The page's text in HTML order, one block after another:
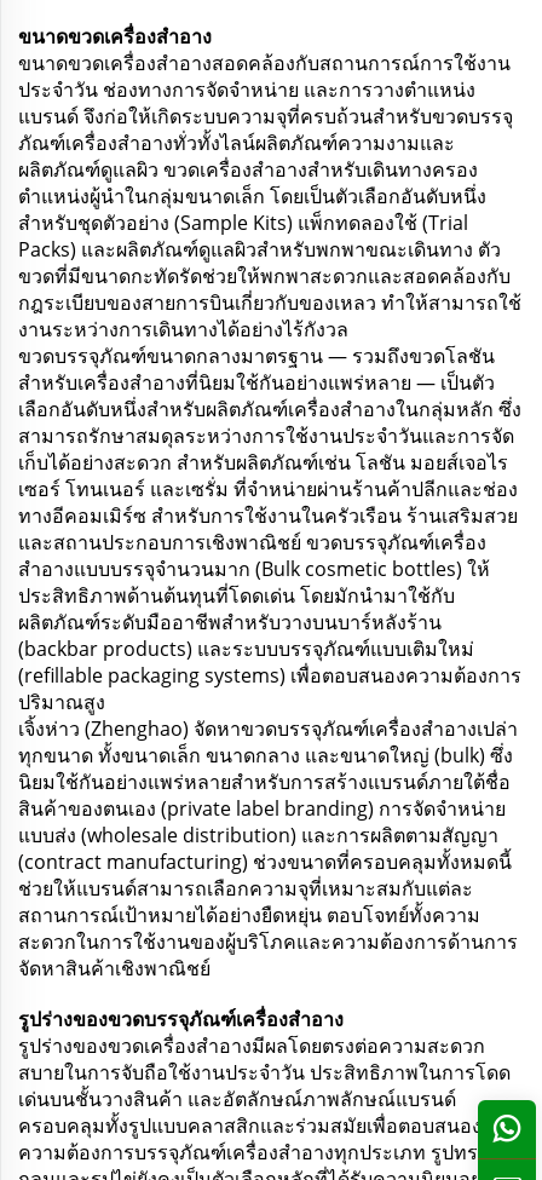
ขนาดขวดเครื่องสำอาง
ขนาดขวดเครื่องสำอางสอดคล้องกับสถานการณ์การใช้งาน
ประจำวัน ช่องทางการจัดจำหน่าย และการวางตำแหน่ง
แบรนด์ จึงก่อให้เกิดระบบความจุที่ครบถ้วนสำหรับขวดบรรจุ
ภัณฑ์เครื่องสำอางทั่วทั้งไลน์ผลิตภัณฑ์ความงามและ
ผลิตภัณฑ์ดูแลผิว ขวดเครื่องสำอางสำหรับเดินทางครอง
ตำแหน่งผู้นำในกลุ่มขนาดเล็ก โดยเป็นตัวเลือกอันดับหนึ่ง
สำหรับชุดตัวอย่าง (Sample Kits) แพ็กทดลองใช้ (Trial
Packs) และผลิตภัณฑ์ดูแลผิวสำหรับพกพาขณะเดินทาง ตัว
ขวดที่มีขนาดกะทัดรัดช่วยให้พกพาสะดวกและสอดคล้องกับ
กฎระเบียบของสายการบินเกี่ยวกับของเหลว ทำให้สามารถใช้
งานระหว่างการเดินทางได้อย่างไร้กังวล
ขวดบรรจุภัณฑ์ขนาดกลางมาตรฐาน — รวมถึงขวดโลชัน
สำหรับเครื่องสำอางที่นิยมใช้กันอย่างแพร่หลาย — เป็นตัว
เลือกอันดับหนึ่งสำหรับผลิตภัณฑ์เครื่องสำอางในกลุ่มหลัก ซึ่ง
สามารถรักษาสมดุลระหว่างการใช้งานประจำวันและการจัด
เก็บได้อย่างสะดวก สำหรับผลิตภัณฑ์เช่น โลชัน มอยส์เจอไร
เซอร์ โทนเนอร์ และเซรั่ม ที่จำหน่ายผ่านร้านค้าปลีกและช่อง
ทางอีคอมเมิร์ซ สำหรับการใช้งานในครัวเรือน ร้านเสริมสวย
และสถานประกอบการเชิงพาณิชย์ ขวดบรรจุภัณฑ์เครื่อง
สำอางแบบบรรจุจำนวนมาก (Bulk cosmetic bottles) ให้
ประสิทธิภาพด้านต้นทุนที่โดดเด่น โดยมักนำมาใช้กับ
ผลิตภัณฑ์ระดับมืออาชีพสำหรับวางบนบาร์หลังร้าน
(backbar products) และระบบบรรจุภัณฑ์แบบเติมใหม่
(refillable packaging systems) เพื่อตอบสนองความต้องการ
ปริมาณสูง
เจิ้งห่าว (Zhenghao) จัดหาขวดบรรจุภัณฑ์เครื่องสำอางเปล่า
ทุกขนาด ทั้งขนาดเล็ก ขนาดกลาง และขนาดใหญ่ (bulk) ซึ่ง
นิยมใช้กันอย่างแพร่หลายสำหรับการสร้างแบรนด์ภายใต้ชื่อ
สินค้าของตนเอง (private label branding) การจัดจำหน่าย
แบบส่ง (wholesale distribution) และการผลิตตามสัญญา
(contract manufacturing) ช่วงขนาดที่ครอบคลุมทั้งหมดนี้
ช่วยให้แบรนด์สามารถเลือกความจุที่เหมาะสมกับแต่ละ
สถานการณ์เป้าหมายได้อย่างยืดหยุ่น ตอบโจทย์ทั้งความ
สะดวกในการใช้งานของผู้บริโภคและความต้องการด้านการ
จัดหาสินค้าเชิงพาณิชย์
รูปร่างของขวดบรรจุภัณฑ์เครื่องสำอาง
รูปร่างของขวดเครื่องสำอางมีผลโดยตรงต่อความสะดวก
สบายในการจับถือใช้งานประจำวัน ประสิทธิภาพในการโดด
เด่นบนชั้นวางสินค้า และอัตลักษณ์ภาพลักษณ์แบรนด์
ครอบคลุมทั้งรูปแบบคลาสสิกและร่วมสมัยเพื่อตอบสนอง
ความต้องการบรรจุภัณฑ์เครื่องสำอางทุกประเภท รูปทรง